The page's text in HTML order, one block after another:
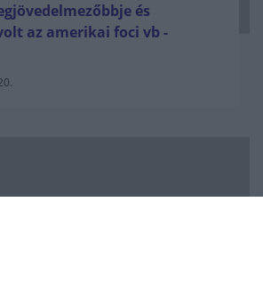
és
az amerikai foci vb -